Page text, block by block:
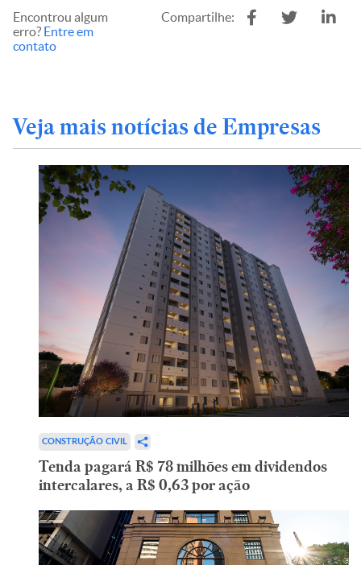
Encontrou algum
erro? Entre em
contato
Compartilhe:
Veja mais notícias de Empresas
CONSTRUÇÃO CIVIL
Tenda pagará R$ 78 milhões em dividendos
intercalares, a R$ 0,63 por ação